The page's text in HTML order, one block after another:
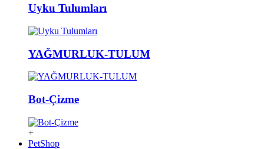
Uyku Tulumları
YAĞMURLUK-TULUM
Bot-Çizme
+
PetShop